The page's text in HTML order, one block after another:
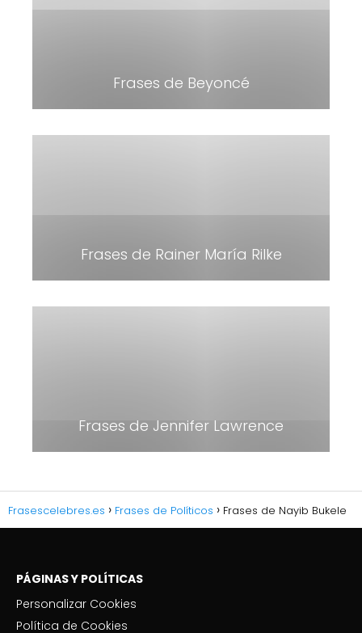
Frases de Beyoncé
Frases de Rainer María Rilke
Frases de Jennifer Lawrence
Frasescelebres.es Frases de Políticos Frases de Nayib Bukele
PÁGINAS Y POLÍTICAS
Personalizar Cookies
Política de Cookies